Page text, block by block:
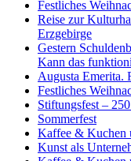
Festliches
Reise zur
Erzgebirge
Gestern
Kann das
Augusta Emerita.
Festliches
Stiftungsfest –
Sommerfest
Kaffee & Kuchen
Kunst als